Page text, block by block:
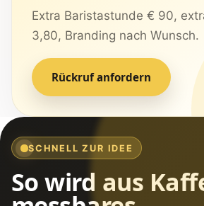
Extra Baristastunde € 90,
3,80, Branding nach Wunsch.
Rückruf anfordern
SCHNELL ZUR IDEE
So wird aus